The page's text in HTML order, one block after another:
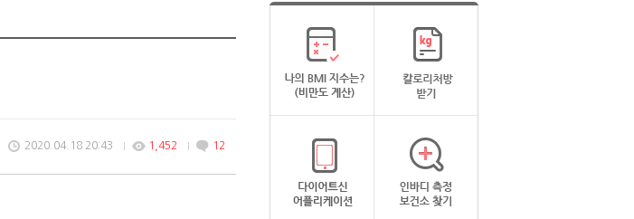
2020.04.18 20:43 1,452 12